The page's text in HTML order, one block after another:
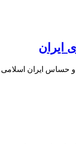
ایران
و حساس ایران اسلامی